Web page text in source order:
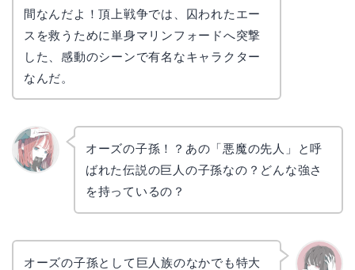
間なんだよ！頂上戦争では、囚われたエー
スを救うために単身マリンフォードへ突撃
した、感動のシーンで有名なキャラクター
なんだ。
オーズの子孫！？あの「悪魔の先人」と呼
ばれた伝説の巨人の子孫なの？どんな強さ
を持っているの？
オーズの子孫として巨人族のなかでも特大